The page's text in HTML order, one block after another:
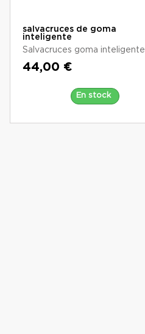
salvacruces de goma
inteligente
Salvacruces goma inteligente.
44,00 €
En stock